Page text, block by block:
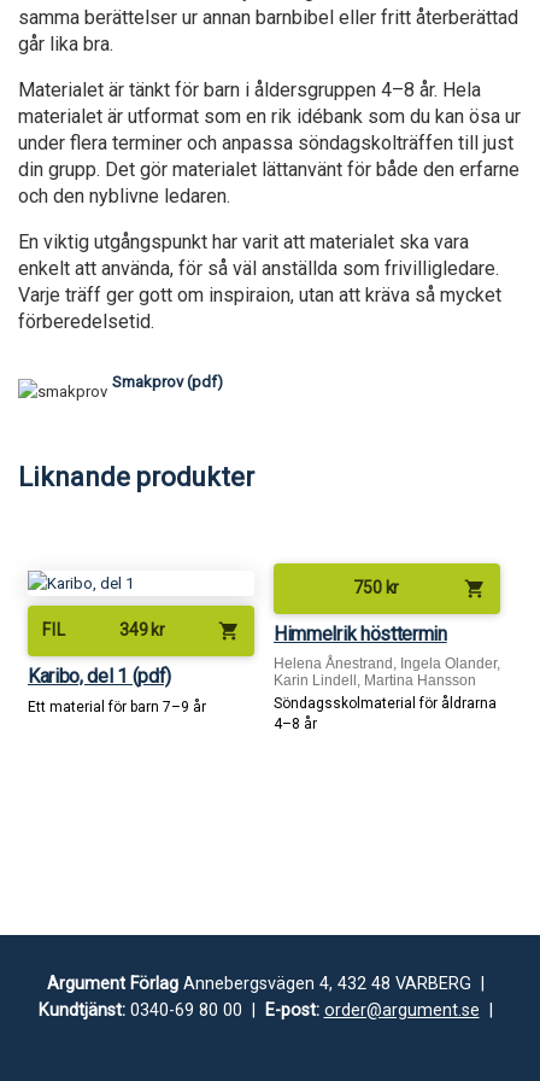
samma berättelser ur annan barnbibel eller fritt återberättad
går lika bra.
Materialet är tänkt för barn i åldersgruppen 4–8 år. Hela
materialet är utformat som en rik idébank som du kan ösa ur
under flera terminer och anpassa söndagskolträffen till just
din grupp. Det gör materialet lättanvänt för både den erfarne
och den nyblivne ledaren.
En viktig utgångspunkt har varit att materialet ska vara
enkelt att använda, för så väl anställda som frivilligledare.
Varje träff ger gott om inspiraion, utan att kräva så mycket
förberedelsetid.
Smakprov (pdf)
Liknande produkter
FIL 349 kr shopping_cart
Karibo, del 1 (pdf)
Ett material för barn 7–9 år
750 kr shopping_cart
Himmelrik hösttermin
Helena Ånestrand, Ingela Olander,
Karin Lindell, Martina Hansson
Söndagsskolmaterial för åldrarna
4–8 år
Argument FörlagAnnebergsvägen 4, 432 48 VARBERG |
Kundtjänst:0340-69 80 00 | E-post: order@argument.se